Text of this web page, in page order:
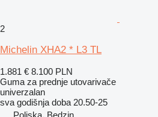
2
Michelin XHA2 * L3 TL
1.881 € 8.100 PLN
Guma za prednje utovarivače
univerzalan
sva godišnja doba 20.50-25
Poljska, Będzin